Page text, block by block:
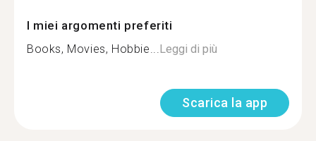
I miei argomenti preferiti
Books, Movies, Hobbie...Leggi di più
Scarica la app